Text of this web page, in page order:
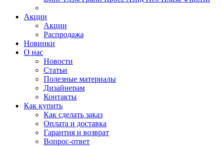
Акции
Акции
Распродажа
Новинки
О нас
Новости
Статьи
Полезные материалы
Дизайнерам
Контакты
Как купить
Как сделать заказ
Оплата и доставка
Гарантия и возврат
Вопрос-ответ